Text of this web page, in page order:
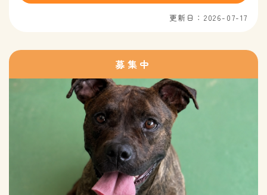
更新日：2026-07-17
募集中